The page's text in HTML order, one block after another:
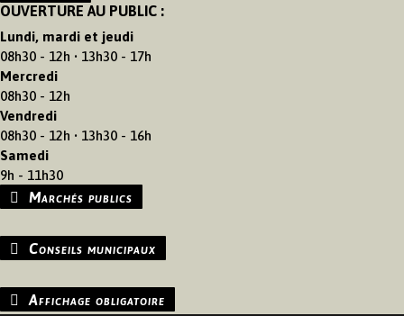
OUVERTURE AU PUBLIC :
Lundi, mardi et jeudi
08h30 - 12h • 13h30 - 17h
Mercredi
08h30 - 12h
Vendredi
08h30 - 12h • 13h30 - 16h
Samedi
9h - 11h30
Marchés publics
Conseils municipaux
Affichage obligatoire